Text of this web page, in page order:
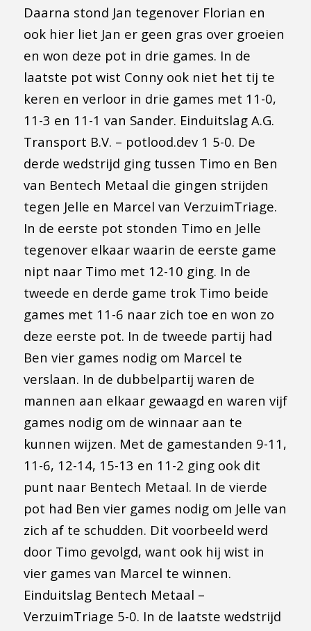
Daarna stond Jan tegenover Florian en
ook hier liet Jan er geen gras over groeien
en won deze pot in drie games. In de
laatste pot wist Conny ook niet het tij te
keren en verloor in drie games met 11-0,
11-3 en 11-1 van Sander. Einduitslag A.G.
Transport B.V. – potlood.dev 1 5-0. De
derde wedstrijd ging tussen Timo en Ben
van Bentech Metaal die gingen strijden
tegen Jelle en Marcel van VerzuimTriage.
In de eerste pot stonden Timo en Jelle
tegenover elkaar waarin de eerste game
nipt naar Timo met 12-10 ging. In de
tweede en derde game trok Timo beide
games met 11-6 naar zich toe en won zo
deze eerste pot. In de tweede partij had
Ben vier games nodig om Marcel te
verslaan. In de dubbelpartij waren de
mannen aan elkaar gewaagd en waren vijf
games nodig om de winnaar aan te
kunnen wijzen. Met de gamestanden 9-11,
11-6, 12-14, 15-13 en 11-2 ging ook dit
punt naar Bentech Metaal. In de vierde
pot had Ben vier games nodig om Jelle van
zich af te schudden. Dit voorbeeld werd
door Timo gevolgd, want ook hij wist in
vier games van Marcel te winnen.
Einduitslag Bentech Metaal –
VerzuimTriage 5-0. In de laatste wedstrijd